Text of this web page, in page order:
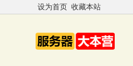
设为首页 收藏本站